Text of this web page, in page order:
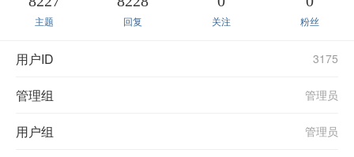
主题 回复 关注 粉丝
用户ID 3175
管理组 管理员
用户组 管理员